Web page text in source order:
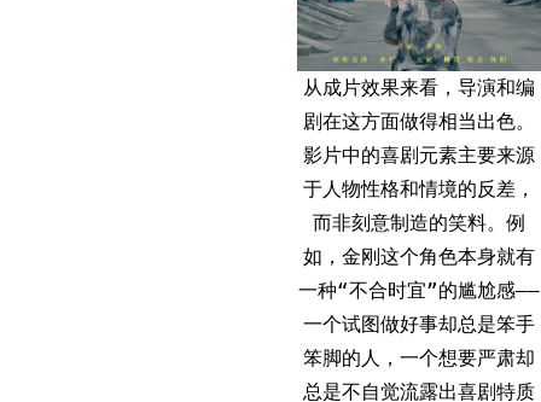
从成片效果来看，导演和编
剧在这方面做得相当出色。
影片中的喜剧元素主要来源
于人物性格和情境的反差，
而非刻意制造的笑料。例
如，金刚这个角色本身就有
一种“不合时宜”的尴尬感——
一个试图做好事却总是笨手
笨脚的人，一个想要严肃却
总是不自觉流露出喜剧特质